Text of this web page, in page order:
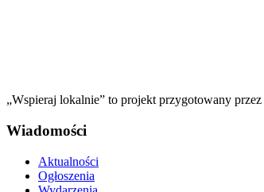
„Wspieraj lokalnie” to projekt przygotowany przez
Wiadomości
Aktualności
Ogłoszenia